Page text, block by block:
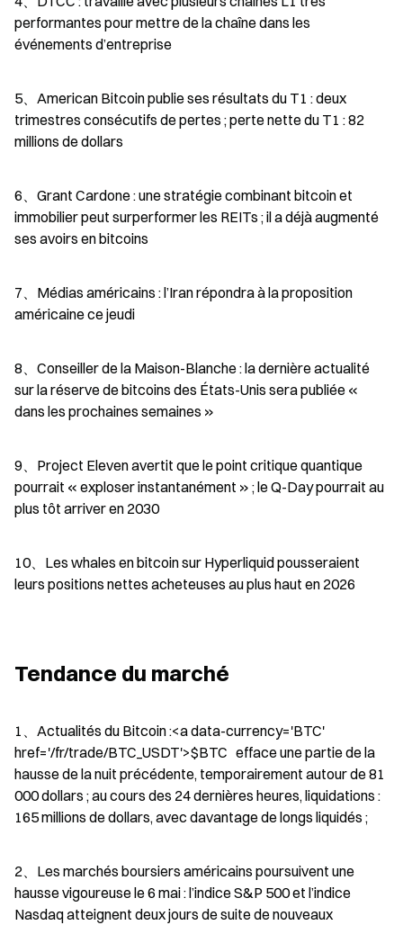
performantes pour mettre de la chaîne dans les
événements d’entreprise
5、American Bitcoin publie ses résultats du T1 : deux
trimestres consécutifs de pertes ; perte nette du T1 : 82
millions de dollars
6、Grant Cardone : une stratégie combinant bitcoin et
immobilier peut surperformer les REITs ; il a déjà augmenté
ses avoirs en bitcoins
7、Médias américains : l’Iran répondra à la proposition
américaine ce jeudi
8、Conseiller de la Maison-Blanche : la dernière actualité
sur la réserve de bitcoins des États-Unis sera publiée «
dans les prochaines semaines »
9、Project Eleven avertit que le point critique quantique
pourrait « exploser instantanément » ; le Q-Day pourrait au
plus tôt arriver en 2030
10、Les whales en bitcoin sur Hyperliquid pousseraient
leurs positions nettes acheteuses au plus haut en 2026
Tendance du marché
1、Actualités du Bitcoin :<a data-currency='BTC'
href='/fr/trade/BTC_USDT'>$BTC   efface une partie de la
hausse de la nuit précédente, temporairement autour de 81
000 dollars ; au cours des 24 dernières heures, liquidations :
165 millions de dollars, avec davantage de longs liquidés ;
2、Les marchés boursiers américains poursuivent une
hausse vigoureuse le 6 mai : l’indice S&P 500 et l’indice
Nasdaq atteignent deux jours de suite de nouveaux